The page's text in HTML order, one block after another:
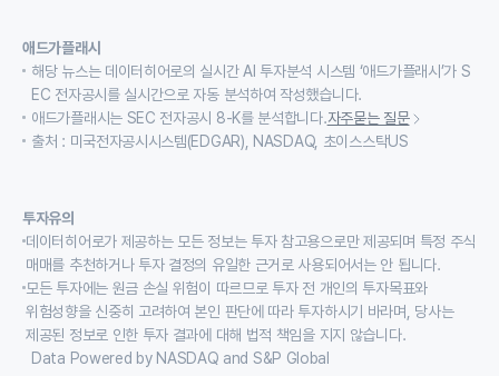
애드가플래시
해당 뉴스는 데이터히어로의 실시간 AI 투자분석 시스템 ‘애드가플래시’가 S
EC 전자공시를 실시간으로 자동 분석하여 작성했습니다.
애드가플래시는 SEC 전자공시 8-K를 분석합니다.자주묻는 질문
출처 : 미국전자공시시스템(EDGAR), NASDAQ, 초이스스탁US
투자유의
데이터히어로가 제공하는 모든 정보는 투자 참고용으로만 제공되며 특정 주식
매매를 추천하거나 투자 결정의 유일한 근거로 사용되어서는 안 됩니다.
모든 투자에는 원금 손실 위험이 따르므로 투자 전 개인의 투자목표와
위험성향을 신중히 고려하여 본인 판단에 따라 투자하시기 바라며, 당사는
제공된 정보로 인한 투자 결과에 대해 법적 책임을 지지 않습니다.
Data Powered by NASDAQ and S&P Global